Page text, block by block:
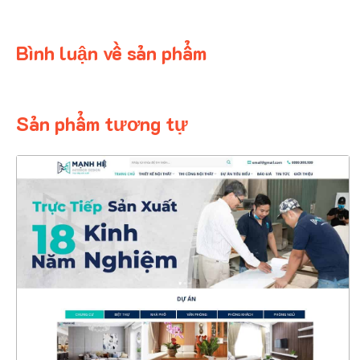
Bình luận về sản phẩm
Sản phẩm tương tự
4616